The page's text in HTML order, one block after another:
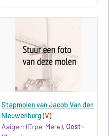
Stapmolen van Jacob Van den
Nieuwenburg(V)
Aaigem (Erpe-Mere),Oost-